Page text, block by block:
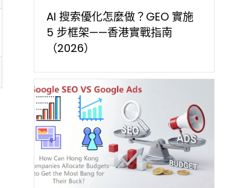
AI 搜索優化怎麼做？GEO 實施
5 步框架——香港實戰指南
（2026）